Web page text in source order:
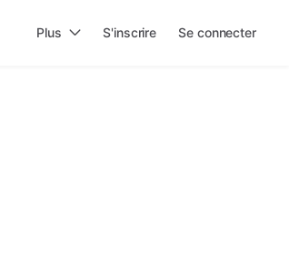
Plus S'inscrire Se connecter